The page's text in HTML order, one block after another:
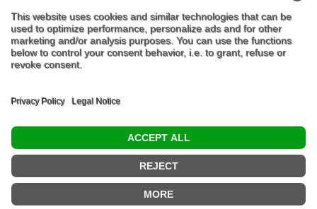
Impressum
Buchungsanfrage
"In den Wäldern sind Dinge, über die nachzudenken man jahrelang
im Moos liegen könnte." (Franz Kafka)
Datenschutzeinstellungen